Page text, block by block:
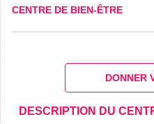
CENTRE DE BIEN-ÊTRE
DONNER
DESCRIPTION DU